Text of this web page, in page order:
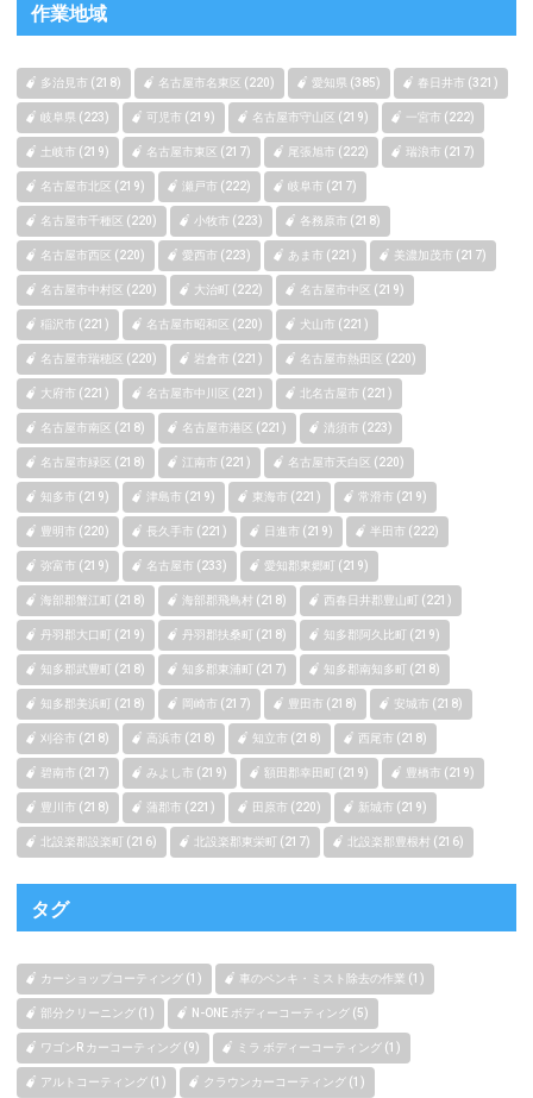
作業地域
多治見市 (218) 名古屋市名東区 (220) 愛知県 (385) 春日井市 (321)
岐阜県 (223) 可児市 (219) 名古屋市守山区 (219) 一宮市 (222)
土岐市 (219) 名古屋市東区 (217) 尾張旭市 (222) 瑞浪市 (217)
名古屋市北区 (219) 瀬戸市 (222) 岐阜市 (217)
名古屋市千種区 (220) 小牧市 (223) 各務原市 (218)
名古屋市西区 (220) 愛西市 (223) あま市 (221) 美濃加茂市 (217)
名古屋市中村区 (220) 大治町 (222) 名古屋市中区 (219)
稲沢市 (221) 名古屋市昭和区 (220) 犬山市 (221)
名古屋市瑞穂区 (220) 岩倉市 (221) 名古屋市熱田区 (220)
大府市 (221) 名古屋市中川区 (221) 北名古屋市 (221)
名古屋市南区 (218) 名古屋市港区 (221) 清須市 (223)
名古屋市緑区 (218) 江南市 (221) 名古屋市天白区 (220)
知多市 (219) 津島市 (219) 東海市 (221) 常滑市 (219)
豊明市 (220) 長久手市 (221) 日進市 (219) 半田市 (222)
弥富市 (219) 名古屋市 (233) 愛知郡東郷町 (219)
海部郡蟹江町 (218) 海部郡飛鳥村 (218) 西春日井郡豊山町 (221)
丹羽郡大口町 (219) 丹羽郡扶桑町 (218) 知多郡阿久比町 (219)
知多郡武豊町 (218) 知多郡東浦町 (217) 知多郡南知多町 (218)
知多郡美浜町 (218) 岡崎市 (217) 豊田市 (218) 安城市 (218)
刈谷市 (218) 高浜市 (218) 知立市 (218) 西尾市 (218)
碧南市 (217) みよし市 (219) 額田郡幸田町 (219) 豊橋市 (219)
豊川市 (218) 蒲郡市 (221) 田原市 (220) 新城市 (219)
北設楽郡設楽町 (216) 北設楽郡東栄町 (217) 北設楽郡豊根村 (216)
タグ
カーショップコーティング (1) 車のペンキ・ミスト除去の作業 (1)
部分クリーニング (1) N-ONE ボディーコーティング (5)
ワゴンR カーコーティング (9) ミラ ボディーコーティング (1)
アルトコーティング (1) クラウンカーコーティング (1)